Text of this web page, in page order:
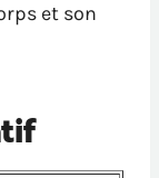
et son